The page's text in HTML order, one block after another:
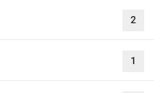
2
1